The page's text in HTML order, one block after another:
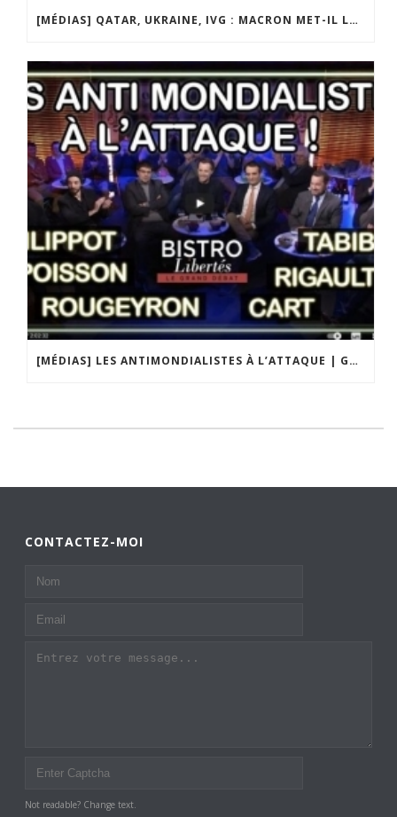
[MÉDIAS] QATAR, UKRAINE, IVG : MACRON MET-IL LA FRANCE EN DANGER ? JF POISSON INVITÉ DE LIGNE DROITE SUR RADIO COURTOISIE
[MÉDIAS] LES ANTIMONDIALISTES À L’ATTAQUE | GRAND DÉBAT DE BRISTO LIBERTÉS
CONTACTEZ-MOI
Not readable? Change text.